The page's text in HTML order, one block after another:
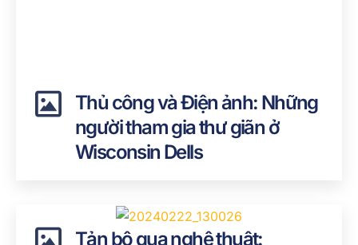
Thủ công và Điện ảnh: Những
người tham gia thư giãn ở
Wisconsin Dells
Tản bộ qua nghệ thuật: